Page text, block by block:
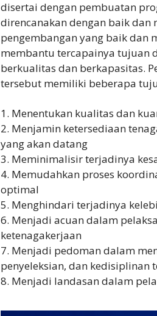
disertai dengan pembuatan
direncanakan dengan baik dan
pengembangan yang baik dan
membantu tercapainya tujuan
berkualitas dan berkapasitas.
tersebut memiliki beberapa
1. Menentukan kualitas dan
2. Menjamin ketersediaan
yang akan datang
3. Meminimalisir terjadinya
4. Memudahkan proses
optimal
5. Menghindari terjadinya
6. Menjadi acuan dalam
ketenagakerjaan
7. Menjadi pedoman dalam
penyeleksian, dan kedisiplinan
8. Menjadi landasan dalam